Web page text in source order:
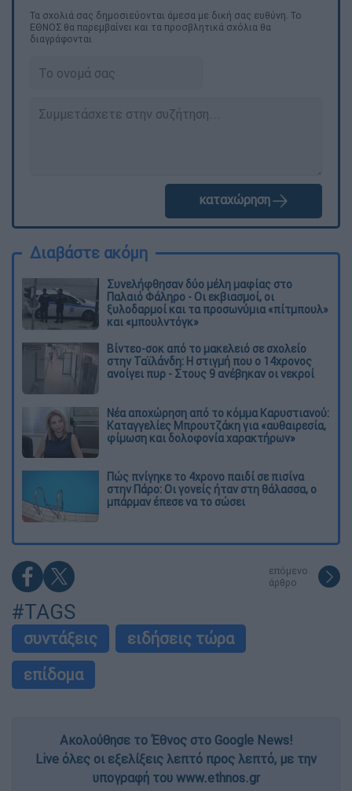
Τα σχολιά σας δημοσιεύονται άμεσα με δική σας ευθύνη. Το
ΕΘΝΟΣ θα παρεμβαίνει και τα προσβλητικά σχόλια θα
διαγράφονται
καταχώρηση
Διαβάστε ακόμη
Συνελήφθησαν δύο μέλη μαφίας στο
Παλαιό Φάληρο - Οι εκβιασμοί, οι
ξυλοδαρμοί και τα προσωνύμια «πίτμπουλ»
και «μπουλντόγκ»
Βίντεο-σοκ από το μακελειό σε σχολείο
στην Ταϊλάνδη: Η στιγμή που ο 14χρονος
ανοίγει πυρ - Στους 9 ανέβηκαν οι νεκροί
Νέα αποχώρηση από το κόμμα Καρυστιανού:
Καταγγελίες Μπρουτζάκη για «αυθαιρεσία,
φίμωση και δολοφονία χαρακτήρων»
Πώς πνίγηκε το 4χρονο παιδί σε πισίνα
στην Πάρο: Οι γονείς ήταν στη θάλασσα, ο
μπάρμαν έπεσε να το σώσει
επόμενο
άρθρο
#TAGS
συντάξεις
ειδήσεις τώρα
επίδομα
Ακολούθησε το Έθνος στο Google News!
Live όλες οι εξελίξεις λεπτό προς λεπτό, με την
υπογραφή του www.ethnos.gr